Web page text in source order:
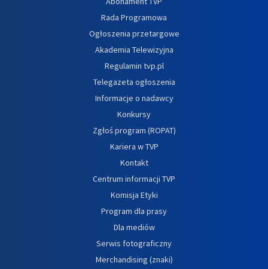
Rada Programowa
Ogłoszenia przetargowe
Akademia Telewizyjna
Regulamin tvp.pl
Telegazeta ogłoszenia
Informacje o nadawcy
Konkursy
Zgłoś program (ROPAT)
Kariera w TVP
Kontakt
Centrum informacji TVP
Komisja Etyki
Program dla prasy
Dla mediów
Serwis fotograficzny
Merchandising (znaki)